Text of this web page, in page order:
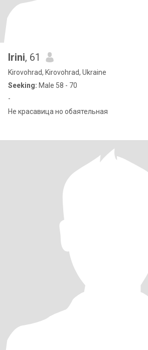
Irini, 61
Kirovohrad, Kirovohrad, Ukraine
Seeking: Male 58 - 70
-
Не красавица но обаятельная